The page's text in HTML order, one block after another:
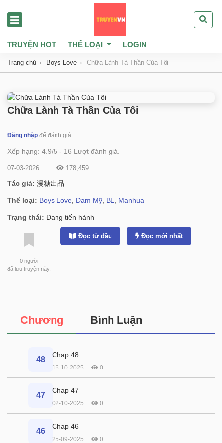
TRUYỆN HOT THỂ LOẠI LOGIN
Trang chủ Boys Love Chữa Lành Tà Thần Của Tôi
Chữa Lành Tà Thần Của Tôi
Đăng nhập để đánh giá.
Xếp hạng: 4.9/5 - 16 Lượt đánh giá.
07-03-2026 178,459
Tác giả: 漫糖出品
Thể loại: Boys Love Đam Mỹ BL Manhua
Trạng thái: Đang tiến hành
0 người
đã lưu truyện này.
Đọc từ đầu Đọc mới nhất
Chương Bình Luận
48
Chap 48
16-10-2025 0
47
Chap 47
02-10-2025 0
46
Chap 46
25-09-2025 0